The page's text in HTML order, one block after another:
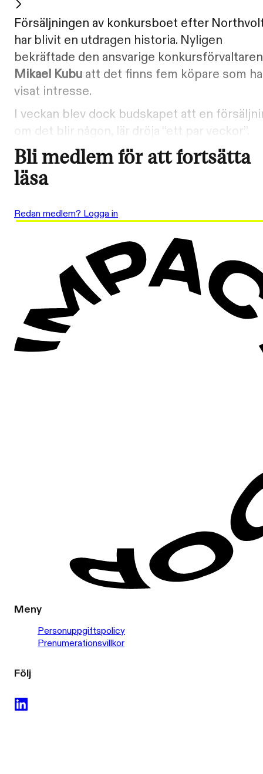
Försäljningen av konkursboet efter
har blivit en utdragen historia. Nyligen
bekräftade den ansvarige konkursförvaltaren
Mikael Kubu att det finns fem köpare som
visat intresse.
I veckan blev dock budskapet att en
om det blir någon, lär dröja “ett par veckor”.
Bli medlem för att fortsätta
läsa
Redan medlem? Logga in
Meny
Personuppgiftspolicy
Prenumerationsvillkor
Följ